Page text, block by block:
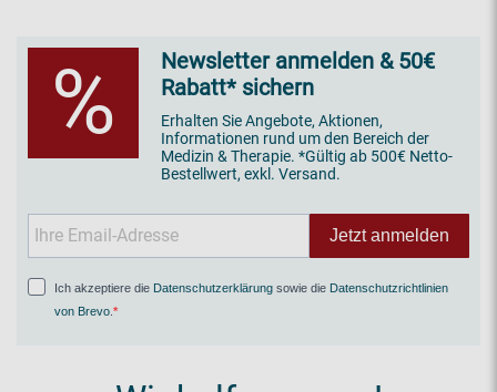
%
Newsletter anmelden & 50€
Rabatt* sichern
Erhalten Sie Angebote, Aktionen,
Informationen rund um den Bereich der
Medizin & Therapie. *Gültig ab 500€ Netto-
Bestellwert, exkl. Versand.
Jetzt anmelden
Ich akzeptiere die Datenschutzerklärung sowie die Datenschutzrichtlinien
von Brevo